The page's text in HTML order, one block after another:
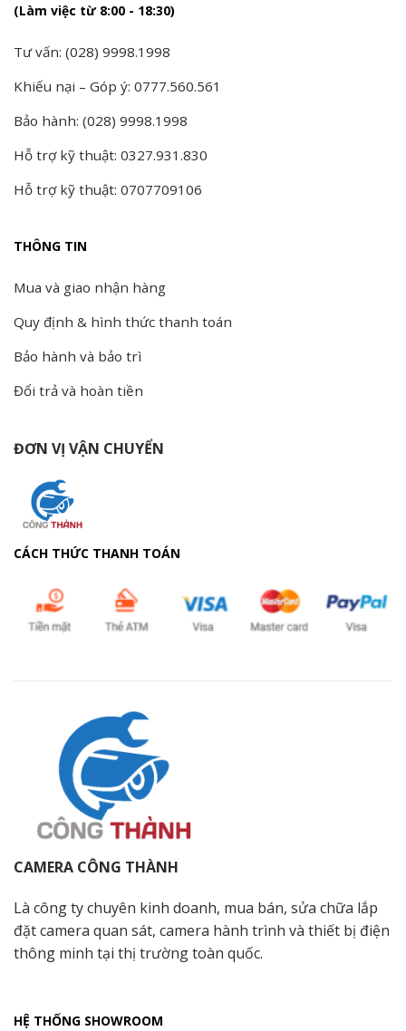
(Làm việc từ 8:00 - 18:30)
Tư vấn: (028) 9998.1998
Khiếu nại – Góp ý: 0777.560.561
Bảo hành: (028) 9998.1998
Hỗ trợ kỹ thuật: 0327.931.830
Hỗ trợ kỹ thuật: 0707709106
THÔNG TIN
Mua và giao nhận hàng
Quy định & hình thức thanh toán
Bảo hành và bảo trì
Đổi trả và hoàn tiền
ĐƠN VỊ VẬN CHUYỂN
CÁCH THỨC THANH TOÁN
CAMERA CÔNG THÀNH
Là công ty chuyên kinh doanh, mua bán, sửa chữa lắp
đặt camera quan sát, camera hành trình và thiết bị điện
thông minh tại thị trường toàn quốc.
HỆ THỐNG SHOWROOM